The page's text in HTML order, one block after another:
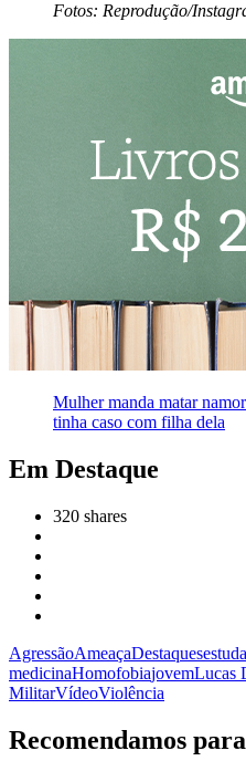
Fotos: Reprodução/
Mulher manda matar
tinha caso com filha dela
Em Destaque
320 shares
AgressãoAmeaçaDestaques
medicinaHomofobiajovemLucas
MilitarVídeoViolência
Recomendamos